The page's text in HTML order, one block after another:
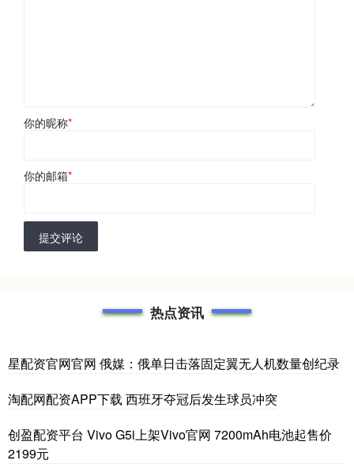
你的昵称*
你的邮箱*
提交评论
热点资讯
星配资官网官网 俄媒：俄单日击落固定翼无人机数量创纪录
淘配网配资APP下载 西班牙夺冠后发生球员冲突
创盈配资平台 Vivo G5i上架Vivo官网 7200mAh电池起售价
2199元